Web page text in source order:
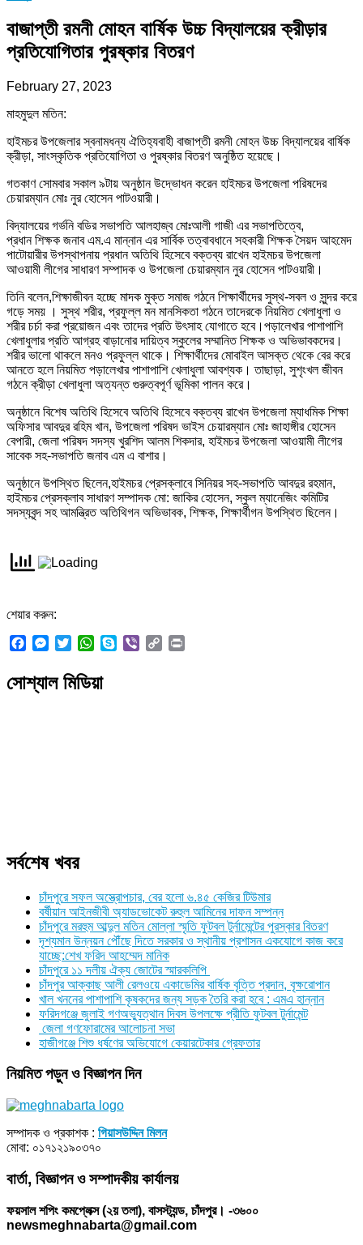
বাজাপ্তী রমনী মোহন বার্ষিক উচ্চ বিদ্যালয়ের ক্রীড়ার
প্রতিযোগিতার পুরষ্কার বিতরণ
February 27, 2023
মাহমুদুল মতিন:
হাইমচর উপজেলার স্বনামধন্য ঐতিহ্যবাহী বাজাপ্তী রমনী মোহন উচ্চ বিদ্যালয়ের বার্ষিক
ক্রীড়া, সাংস্কৃতিক প্রতিযোগিতা ও পুরষ্কার বিতরণ অনুষ্ঠিত হয়েছে।
গতকাণ সোমবার সকাল ৯টায় অনুষ্ঠান উদ্ভোধন করেন হাইমচর উপজেলা পরিষদের
চেয়ারম্যান মোঃ নুর হোসেন পাটওয়ারী।
বিদ্যালয়ের গর্ভনি বডির সভাপতি আলহাজ্ব মোঃআলী গাজী এর সভাপতিত্বে,
প্রধান শিক্ষক জনাব এম.এ মান্নান এর সার্বিক তত্বাবধানে সহকারী শিক্ষক সৈয়দ আহমেদ
পাটোয়ারীর উপস্থাপনায় প্রধান অতিথি হিসেবে বক্তব্য রাখেন হাইমচর উপজেলা
আওয়ামী লীগের সাধারণ সম্পাদক ও উপজেলা চেয়ারম্যান নুর হোসেন পাটওয়ারী।
তিনি বলেন,শিক্ষাজীবন হচ্ছে মাদক মুক্ত সমাজ গঠনে শিক্ষার্থীদের সুস্থ-সবল ও সুন্দর করে
গড়ে সময় । সুস্থ শরীর, প্রফুল্ল মন মানসিকতা গঠনে তাদেরকে নিয়মিত খেলাধুলা ও
শরীর চর্চা করা প্রয়োজন এবং তাদের প্রতি উৎসাহ যোগাতে হবে।পড়ালেখার পাশাপাশি
খেলাধুলার প্রতি আগ্রহ বাড়ানোর দায়িত্ব স্কুলের সম্মানিত শিক্ষক ও অভিভাবকদের।
শরীর ভালো থাকলে মনও প্রফুল্ল থাকে। শিক্ষার্থীদের মোবাইল আসক্ত থেকে বের করে
আনতে হলে নিয়মিত পড়ালেখার পাশাপাশি খেলাধুলা আবশ্যক। তাছাড়া, সুশৃংখল জীবন
গঠনে ক্রীড়া খেলাধুলা অত্যন্ত গুরুত্বপূর্ণ ভূমিকা পালন করে।
অনুষ্ঠানে বিশেষ অতিথি হিসেবে অতিথি হিসেবে বক্তব্য রাখেন উপজেলা ম্যাধমিক শিক্ষা
অফিসার আবদুর রহিম খান, উপজেলা পরিষদ ভাইস চেয়ারম্যান মোঃ জাহাঙ্গীর হোসেন
বেপারী, জেলা পরিষদ সদস্য খুরশিদ আলম শিকদার, হাইমচর উপজেলা আওয়ামী লীগের
সাবেক সহ-সভাপতি জনাব এম এ বাশার।
অনুষ্ঠানে উপস্থিত ছিলেন,হাইমচর প্রেসক্লাবে সিনিয়র সহ-সভাপতি আবদুর রহমান,
হাইমচর প্রেসক্লাব সাধারণ সম্পাদক মো: জাকির হোসেন, স্কুল ম্যানেজিং কমিটির
সদস্যবৃন্দ সহ আমন্ত্রিত অতিথিগন অভিভাবক, শিক্ষক, শিক্ষার্থীগন উপস্থিত ছিলেন।
শেয়ার করুন:
Facebook
Messenger
TwitterWhatsApp
SkypeViber Copy
সোশ্যাল মিডিয়া
সর্বশেষ খবর
চাঁদপুরে সফল অস্ত্রোপচার, বের হলো ৬.৪৫ কেজির টিউমার
বর্ষীয়ান আইনজীবী অ্যাডভোকেট রুহুল আমিনের দাফন সম্পন্ন
চাঁদপুরে মরহুম আব্দুল মতিন মোল্লা স্মৃতি ফুটবল টুর্নামেন্টের পুরস্কার বিতরণ
দৃশ্যমান উন্নয়ন পৌঁছে দিতে সরকার ও স্থানীয় প্রশাসন একযোগে কাজ করে
যাচ্ছে:শেখ ফরিদ আহম্মেদ মানিক
চাঁদপুরে ১১ দলীয় ঐক্য জোটের স্মারকলিপি
চাঁদপুর আক্কাছ আলী রেলওয়ে একাডেমির বার্ষিক বৃত্তি প্রদান, বৃক্ষরোপান
খাল খননের পাশাপাশি কৃষকদের জন্য সড়ক তৈরি করা হবে : এমএ হান্নান
ফরিদগঞ্জে জুলাই গণঅভ্যুত্থান দিবস উপলক্ষে প্রীতি ফুটবল টুর্নামেন্ট
জেলা গণফোরামের আলোচনা সভা
হাজীগঞ্জে শিশু ধর্ষণের অভিযোগে কেয়ারটেকার গ্রেফতার
নিয়মিত পড়ুন ও বিজ্ঞাপন দিন
সম্পাদক ও প্রকাশক : গিয়াসউদ্দিন মিলন
মোবা: ০১৭১২১৯০৩৭০
বার্তা, বিজ্ঞাপন ও সম্পাদকীয় কার্যালয়
ফয়সাল শপিং কমপ্লেক্স (২য় তলা), বাসস্ট্যন্ড, চাঁদপুর। -৩৬০০
newsmeghnabarta@gmail.com